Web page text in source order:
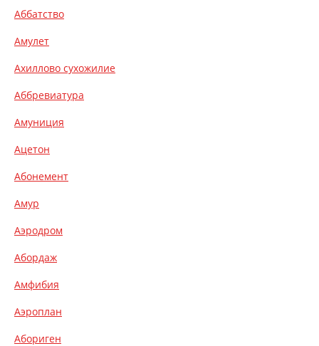
Аббатство
Амулет
Ахиллово сухожилие
Аббревиатура
Амуниция
Ацетон
Абонемент
Амур
Аэродром
Абордаж
Амфибия
Аэроплан
Абориген